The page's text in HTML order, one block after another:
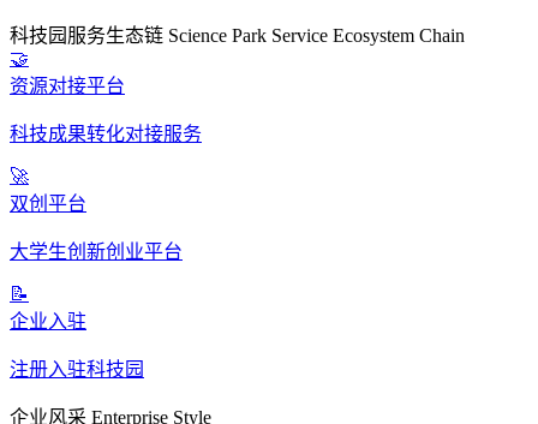
科技园服务生态链 Science Park Service Ecosystem Chain
🤝
资源对接平台
科技成果转化对接服务
🚀
双创平台
大学生创新创业平台
📝
企业入驻
注册入驻科技园
企业风采 Enterprise Style